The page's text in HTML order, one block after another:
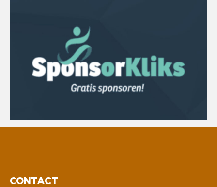
CONTACT